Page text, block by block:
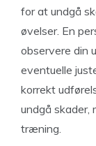
for at undgå
øvelser. En
observere din
eventuelle
korrekt
undgå
træning.